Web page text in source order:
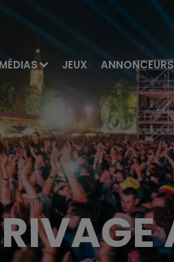
MÉDIAS JEUX ANNONCEURS